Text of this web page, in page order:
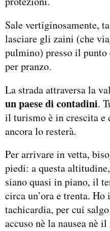
Sale vertiginosamente,
lasciare gli zaini (che
pulmino) presso il
per pranzo.
La strada attraversa la
un paese di contadini.
il turismo è in crescita e
ancora lo resterà.
Per arrivare in vetta,
piedi: a questa
siano quasi in piano, il
circa un’ora e trenta.
tachicardia, per cui
accuso nè la nausea nè